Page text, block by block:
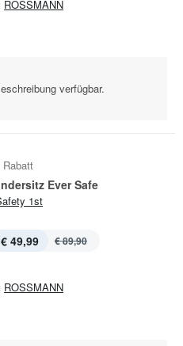
ROSSMANN
verfügbar.
Rabatt
Ever Safe
1st
€ 49,99 € 89,90
ROSSMANN